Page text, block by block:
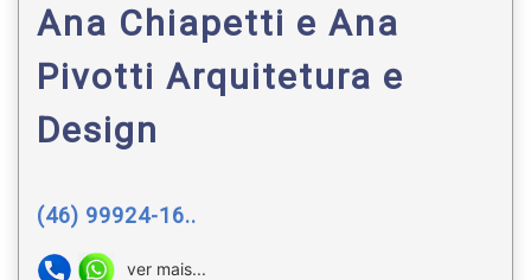
Ana Chiapetti e Ana
Pivotti Arquitetura e
Design
(46) 99924-16..
ver mais...